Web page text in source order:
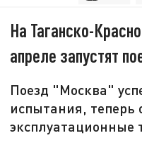
На Таганско-
апреле запустят
Поезд "Москва"
испытания, теперь
эксплуатационные